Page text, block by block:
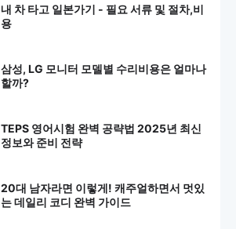
내 차 타고 일본가기 - 필요 서류 및 절차,비
용
삼성, LG 모니터 모델별 수리비용은 얼마나
할까?
TEPS 영어시험 완벽 공략법 2025년 최신
정보와 준비 전략
20대 남자라면 이렇게! 캐주얼하면서 멋있
는 데일리 코디 완벽 가이드